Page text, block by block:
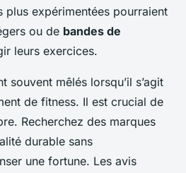
plus expérimentées pourraient
ou de bandes de
leurs exercices.
souvent mêlés lorsqu’il s’agit
de fitness. Il est crucial de
Recherchez des marques
durable sans
une fortune. Les avis